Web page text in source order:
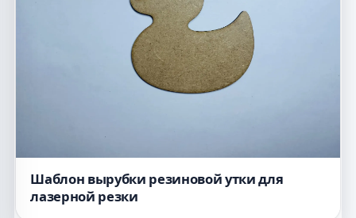
Шаблон вырубки резиновой утки для
лазерной резки